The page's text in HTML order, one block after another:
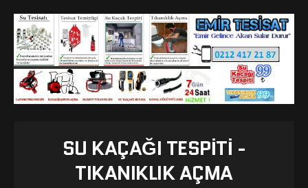
SU KAÇAĞI TESPITI -
TIKANIKLIK AÇMA